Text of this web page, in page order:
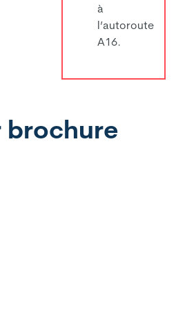
à
l’autoroute
A16.
brochure